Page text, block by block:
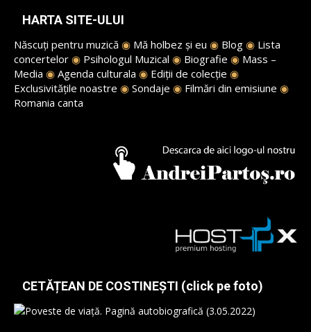
HARTA SITE-ULUI
Născuți pentru muzică ◉ Mă holbez și eu ◉ Blog ◉ Lista
concertelor ◉ Psihologul Muzical ◉ Biografie ◉ Mass –
Media ◉ Agenda culturala ◉ Ediții de colecție ◉
Exclusivitățile noastre ◉ Sondaje ◉ Filmări din emisiune ◉
Romania canta
CETĂȚEAN DE COSTINEȘTI (click pe foto)